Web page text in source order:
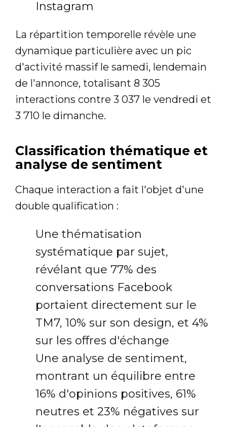
Instagram
La répartition temporelle révèle une
dynamique particulière avec un pic
d'activité massif le samedi, lendemain
de l'annonce, totalisant 8 305
interactions contre 3 037 le vendredi et
3 710 le dimanche.
Classification thématique et
analyse de sentiment
Chaque interaction a fait l'objet d'une
double qualification :
Une thématisation
systématique par sujet,
révélant que 77% des
conversations Facebook
portaient directement sur le
TM7, 10% sur son design, et 4%
sur les offres d'échange
Une analyse de sentiment,
montrant un équilibre entre
16% d'opinions positives, 61%
neutres et 23% négatives sur